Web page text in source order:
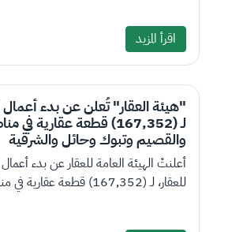
اقرأ المزيد
"هيئة العقار" تُعلن عن بدء
لـ (167,352) قطعة عقارية
والقصيم وتبوك وحائل والشرقية
أعلنتْ الهيئة العامة للعقار عن بدء
للعقار، لـ (167,352) قطعة عقارية في مناطق...